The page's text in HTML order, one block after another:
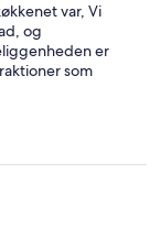
var, Vi
og
er
som